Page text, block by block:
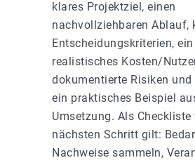
klares Projektziel, einen
nachvollziehbaren Ablauf,
Entscheidungskriterien, ein
realistisches Kosten/
dokumentierte Risiken
ein praktisches Beispiel
Umsetzung. Als Checkliste
nächsten Schritt gilt:
Nachweise sammeln,